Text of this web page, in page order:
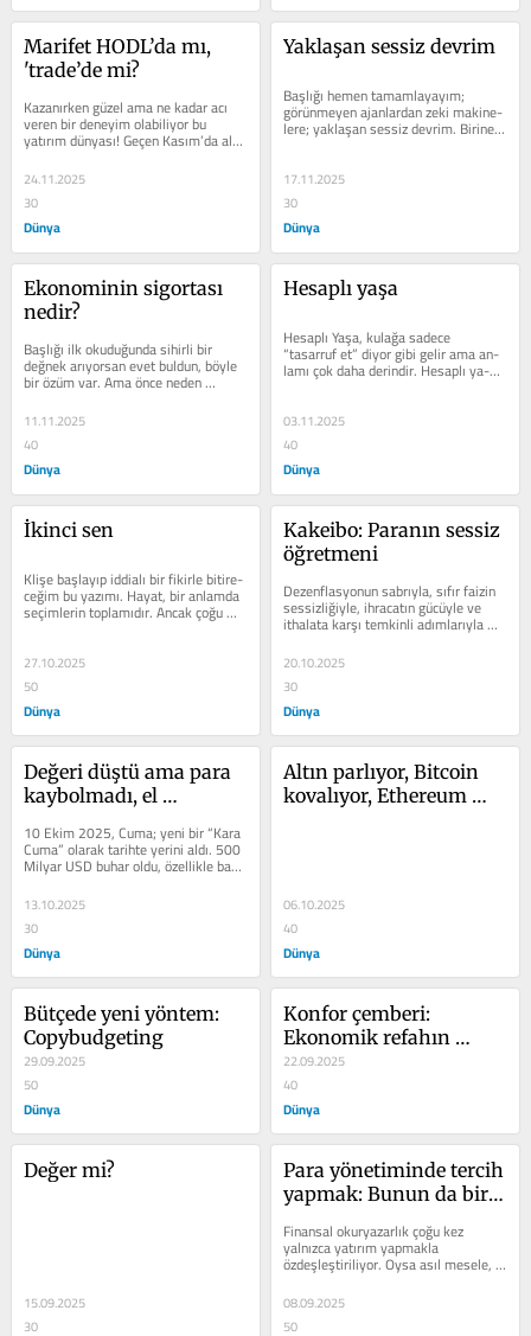
Marifet HODL’da mı,
'trade’de mi?
Kazanırken güzel ama ne kadar acı
veren bir de­neyim olabiliyor bu
yatırım dünyası! Geçen Kasım’da al­
dığın bir miktar Bitcoin, yıl...
24.11.2025
30
Dünya
Yaklaşan sessiz devrim
Başlığı hemen ta­mamlayayım;
görünmeyen ajan­lardan zeki makine­
lere; yaklaşan sessiz devrim. Birine
bir konuyu anlatıyorsun, ama...
17.11.2025
30
Dünya
Ekonominin sigortası
nedir?
Başlığı ilk okudu­ğunda sihirli bir
değnek arıyorsan evet buldun, böy­le
bir özüm var. Ama önce neden
11.11.2025
40
Dünya
Hesaplı yaşa
Hesaplı Yaşa, kulağa sadece
“tasarruf et” diyor gibi gelir ama an­
lamı çok daha de­rindir. Hesaplı ya­
şamak, kısıtlamak değil;...
03.11.2025
40
Dünya
İkinci sen
Klişe başlayıp iddia­lı bir fikirle bitire­
ceğim bu yazımı. Hayat, bir anlamda
seçimlerin toplamıdır. Ancak çoğu
zaman,...
27.10.2025
50
Dünya
Kakeibo: Paranın sessiz
öğretmeni
Dezenflasyonun sabrıyla, sı­fır faizin
sessizliğiyle, ih­racatın gücüyle ve
ithalata kar­şı temkinli adımlarıyla
Japonya, dünyada eşi...
20.10.2025
30
Dünya
Değeri düştü ama para
kaybolmadı, el
dolarlık ders
10 Ekim 2025, Cuma; ye­ni bir “Kara
Cuma” ola­rak tarihte yerini aldı. 500
Milyar USD buhar oldu, özellikle bazı
altcoinler­de kayıplar...
13.10.2025
30
Dünya
Altın parlıyor, Bitcoin
kovalıyor, Ethereum
06.10.2025
40
Dünya
Bütçede yeni yöntem:
Copybudgeting
29.09.2025
50
Dünya
Konfor çemberi:
Ekonomik refahın
görünmeyen sınırı
22.09.2025
40
Dünya
Değer mi?
15.09.2025
30
Para yönetiminde tercih
yapmak: Bunun da bir
Finansal okuryazarlık çoğu kez
yalnız­ca yatırım yapmakla
özdeşleştiriliyor. Oysa asıl mesele,
parayı kazanma, harca­ma ve
yönetme...
08.09.2025
50